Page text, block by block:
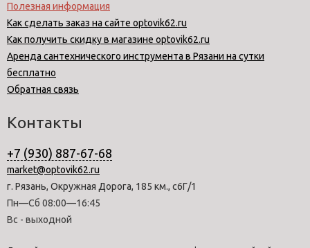
Полезная информация
Как сделать заказ на сайте optovik62.ru
Как получить скидку в магазине optovik62.ru
Аренда сантехнического инструмента в Рязани на сутки
бесплатно
Обратная связь
Контакты
+7 (930) 887-67-68
market@optovik62.ru
г. Рязань, Окружная Дорога, 185 км., с6Г/1
Пн—Сб 08:00—16:45
Вс - выходной